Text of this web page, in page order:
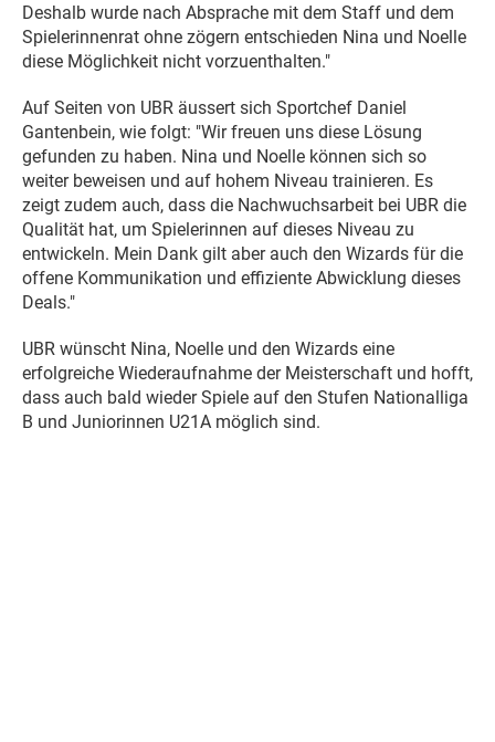
Deshalb wurde nach Absprache mit dem Staff und dem
Spielerinnenrat ohne zögern entschieden Nina und Noelle
diese Möglichkeit nicht vorzuenthalten."
Auf Seiten von UBR äussert sich Sportchef Daniel
Gantenbein, wie folgt: "Wir freuen uns diese Lösung
gefunden zu haben. Nina und Noelle können sich so
weiter beweisen und auf hohem Niveau trainieren. Es
zeigt zudem auch, dass die Nachwuchsarbeit bei UBR die
Qualität hat, um Spielerinnen auf dieses Niveau zu
entwickeln. Mein Dank gilt aber auch den Wizards für die
offene Kommunikation und effiziente Abwicklung dieses
Deals."
UBR wünscht Nina, Noelle und den Wizards eine
erfolgreiche Wiederaufnahme der Meisterschaft und hofft,
dass auch bald wieder Spiele auf den Stufen Nationalliga
B und Juniorinnen U21A möglich sind.